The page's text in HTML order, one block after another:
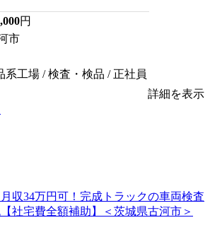
円
市
系工場 / 検査・検品 / 正社員
詳細を表示